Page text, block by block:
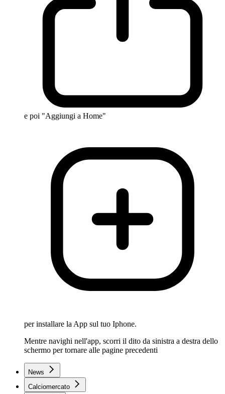
e poi "Aggiungi a Home"
per installare la App sul tuo Iphone.
Mentre navighi nell'app, scorri il dito da sinistra a destra dello
schermo per tornare alle pagine precedenti
News
Calciomercato